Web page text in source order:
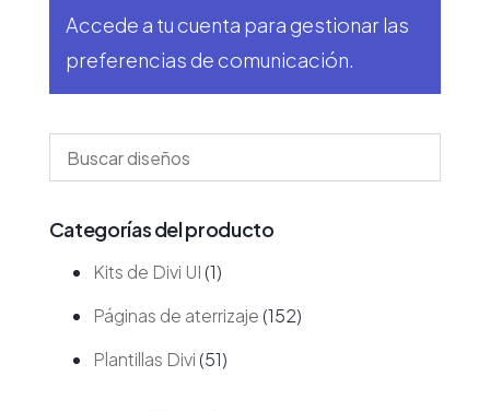
Accede a tu cuenta para gestionar las
preferencias de comunicación.
Categorías del producto
Kits de Divi UI (1)
Páginas de aterrizaje (152)
Plantillas Divi (51)